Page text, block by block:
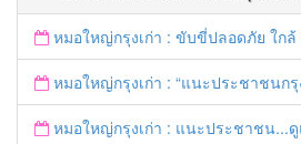
หมอใหญ่กรุงเก่า : ขับขี่ปลอดภัย ใกล้ - ไกล สว
หมอใหญ่กรุงเก่า : “แนะประชาชนกรุงเก่า สงกรานต์
หมอใหญ่กรุงเก่า : แนะประชาชน...ดูแลตนเอง